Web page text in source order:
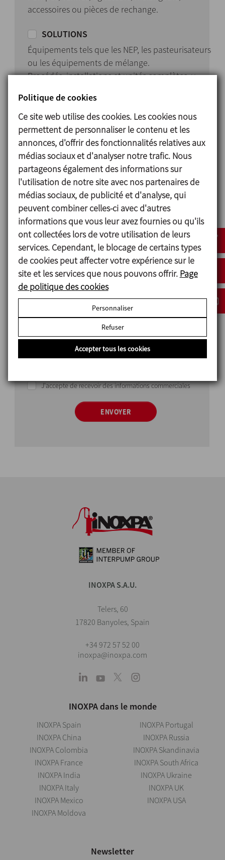
accessoires ou pièces de rechange.
SOLUTIONS
Équipements tels que les NEP, les pasteurisateurs
ou les équipements de mélange.
Procédés, installations et unités complètes, y
l’automatisation et la mise en service.
Pays
J'accepte de recevoir des informations commerciales
ENVOYER
INOXPA S.A.U.
Telers, 60
17820 Banyoles, Spain
+34 972 57 52 00
inoxpa@inoxpa.com
INOXPA dans le monde
INOXPA Spain
INOXPA China
INOXPA Colombia
INOXPA France
INOXPA India
INOXPA Italy
INOXPA Mexico
INOXPA Moldova
INOXPA Portugal
INOXPA Russia
INOXPA Skandinavia
INOXPA South Africa
INOXPA Ukraine
INOXPA UK
INOXPA USA
Newsletter
Politique de cookies
Ce site web utilise des cookies. Les cookies nous
permettent de personnaliser le contenu et les
annonces, d'offrir des fonctionnalités relatives aux
médias sociaux et d'analyser notre trafic. Nous
partageons également des informations sur
l'utilisation de notre site avec nos partenaires de
médias sociaux, de publicité et d'analyse, qui
peuvent combiner celles-ci avec d'autres
informations que vous leur avez fournies ou qu'ils
ont collectées lors de votre utilisation de leurs
services. Cependant, le blocage de certains types
de cookies peut affecter votre expérience sur le
site et les services que nous pouvons offrir. Page
de politique des cookies
Personnaliser
Refuser
Accepter tous les cookies